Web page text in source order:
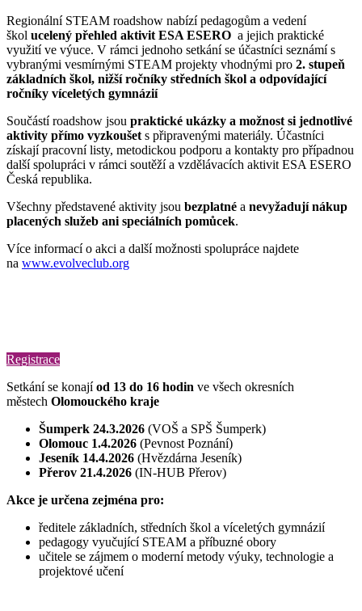
Regionální STEAM roadshow nabízí pedagogům a vedení
škol ucelený přehled aktivit ESA ESERO a jejich praktické
využití ve výuce. V rámci jednoho setkání se účastníci seznámí s
vybranými vesmírnými STEAM projekty vhodnými pro 2. stupeň
základních škol, nižší ročníky středních škol a odpovídající
ročníky víceletých gymnázií
Součástí roadshow jsou praktické ukázky a možnost si jednotlivé
aktivity přímo vyzkoušet s připravenými materiály. Účastníci
získají pracovní listy, metodickou podporu a kontakty pro případnou
další spolupráci v rámci soutěží a vzdělávacích aktivit ESA ESERO
Česká republika.
Všechny představené aktivity jsou bezplatné a nevyžadují nákup
placených služeb ani speciálních pomůcek.
Více informací o akci a další možnosti spolupráce najdete
na www.evolveclub.org
Registrace
Setkání se konajíod 13 do 16 hodin ve všech okresních
městech Olomouckého kraje
Šumperk 24.3.2026 (VOŠ a SPŠ Šumperk)
Olomouc 1.4.2026 (Pevnost Poznání)
Jeseník 14.4.2026 (Hvězdárna Jeseník)
Přerov 21.4.2026 (IN-HUB Přerov)
Akce je určena zejména pro:
ředitele základních, středních škol a víceletých gymnázií
pedagogy vyučující STEAM a příbuzné obory
učitele se zájmem o moderní metody výuky, technologie a
projektové učení